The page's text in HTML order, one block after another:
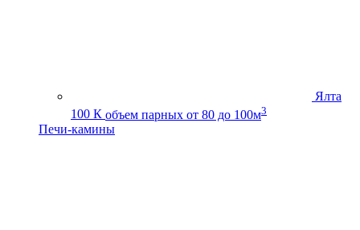
Ялта
100 К объем парных от 80 до 100м3
Печи-камины